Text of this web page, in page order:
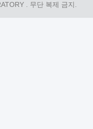
. 무단 복제 금지.